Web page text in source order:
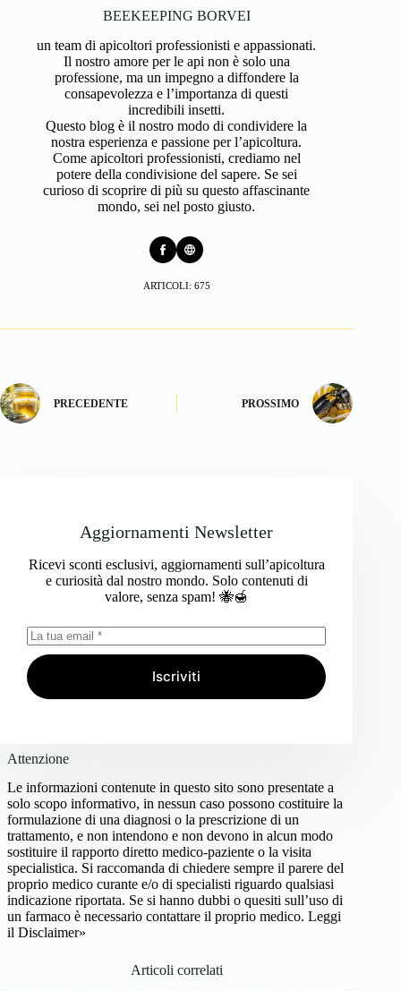
BEEKEEPING BORVEI
un team di apicoltori professionisti e appassionati.
Il nostro amore per le api non è solo una
professione, ma un impegno a diffondere la
consapevolezza e l’importanza di questi
incredibili insetti.
Questo blog è il nostro modo di condividere la
nostra esperienza e passione per l’apicoltura.
Come apicoltori professionisti, crediamo nel
potere della condivisione del sapere. Se sei
curioso di scoprire di più su questo affascinante
mondo, sei nel posto giusto.
ARTICOLI: 675
PRECEDENTE PROSSIMO
Aggiornamenti Newsletter
Ricevi sconti esclusivi, aggiornamenti sull’apicoltura
e curiosità dal nostro mondo. Solo contenuti di
valore, senza spam! 🐝🍯
Iscriviti
Attenzione
Le informazioni contenute in questo sito sono presentate a
solo scopo informativo, in nessun caso possono costituire la
formulazione di una diagnosi o la prescrizione di un
trattamento, e non intendono e non devono in alcun modo
sostituire il rapporto diretto medico-paziente o la visita
specialistica. Si raccomanda di chiedere sempre il parere del
proprio medico curante e/o di specialisti riguardo qualsiasi
indicazione riportata. Se si hanno dubbi o quesiti sull’uso di
un farmaco è necessario contattare il proprio medico. Leggi
il Disclaimer»
Articoli correlati